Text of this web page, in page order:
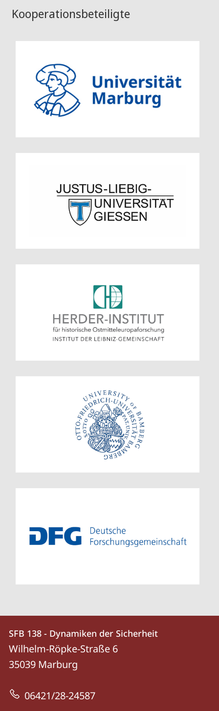
Kooperationsbeteiligte
Kontakt
und
Informationen
zur
Website
Kontaktinformationen
SFB
138
-
Dynamiken
SFB 138 - Dynamiken der Sicherheit
Wilhelm-Röpke-Straße 6
35039 Marburg
06421/28-24587